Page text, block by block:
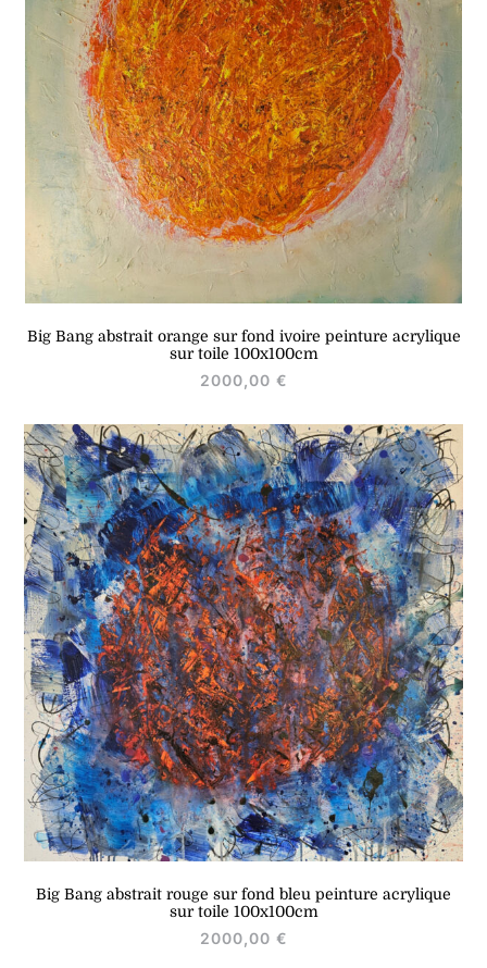
Big Bang abstrait orange sur fond ivoire peinture acrylique
sur toile 100x100cm
2000,00 €
Big Bang abstrait rouge sur fond bleu peinture acrylique
sur toile 100x100cm
2000,00 €